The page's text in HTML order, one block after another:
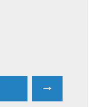
→